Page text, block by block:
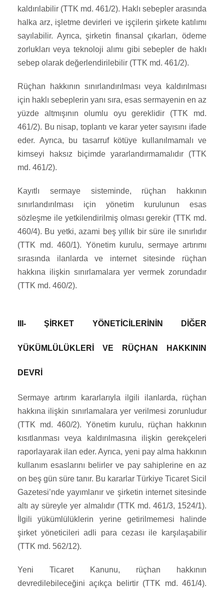
kaldırılabilir (TTK md. 461/2). Haklı sebepler arasında
halka arz, işletme devirleri ve işçilerin şirkete katılımı
sayılabilir. Ayrıca, şirketin finansal çıkarları, ödeme
zorlukları veya teknoloji alımı gibi sebepler de haklı
sebep olarak değerlendirilebilir (TTK md. 461/2).
Rüçhan hakkının sınırlandırılması veya kaldırılması
için haklı sebeplerin yanı sıra, esas sermayenin en az
yüzde altmışının olumlu oyu gereklidir (TTK md.
461/2). Bu nisap, toplantı ve karar yeter sayısını ifade
eder. Ayrıca, bu tasarruf kötüye kullanılmamalı ve
kimseyi haksız biçimde yararlandırmamalıdır (TTK
md. 461/2).
Kayıtlı sermaye sisteminde, rüçhan hakkının
sınırlandırılması için yönetim kurulunun esas
sözleşme ile yetkilendirilmiş olması gerekir (TTK md.
460/4). Bu yetki, azami beş yıllık bir süre ile sınırlıdır
(TTK md. 460/1). Yönetim kurulu, sermaye artırımı
sırasında ilanlarda ve internet sitesinde rüçhan
hakkına ilişkin sınırlamalara yer vermek zorundadır
(TTK md. 460/2).
III- ŞİRKET YÖNETİCİLERİNİN DİĞER
YÜKÜMLÜLÜKLERİ VE RÜÇHAN HAKKININ
DEVRİ
Sermaye artırım kararlarıyla ilgili ilanlarda, rüçhan
hakkına ilişkin sınırlamalara yer verilmesi zorunludur
(TTK md. 460/2). Yönetim kurulu, rüçhan hakkının
kısıtlanması veya kaldırılmasına ilişkin gerekçeleri
raporlayarak ilan eder. Ayrıca, yeni pay alma hakkının
kullanım esaslarını belirler ve pay sahiplerine en az
on beş gün süre tanır. Bu kararlar Türkiye Ticaret Sicil
Gazetesi’nde yayımlanır ve şirketin internet sitesinde
altı ay süreyle yer almalıdır (TTK md. 461/3, 1524/1).
İlgili yükümlülüklerin yerine getirilmemesi halinde
şirket yöneticileri adli para cezası ile karşılaşabilir
(TTK md. 562/12).
Yeni Ticaret Kanunu, rüçhan hakkının
devredilebileceğini açıkça belirtir (TTK md. 461/4).